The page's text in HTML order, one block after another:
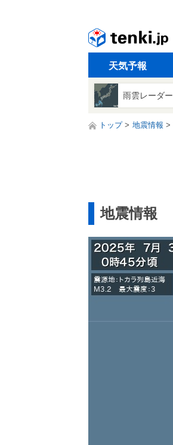
天気予報
雨雲レーダー
トップ 地震情報
地震情報